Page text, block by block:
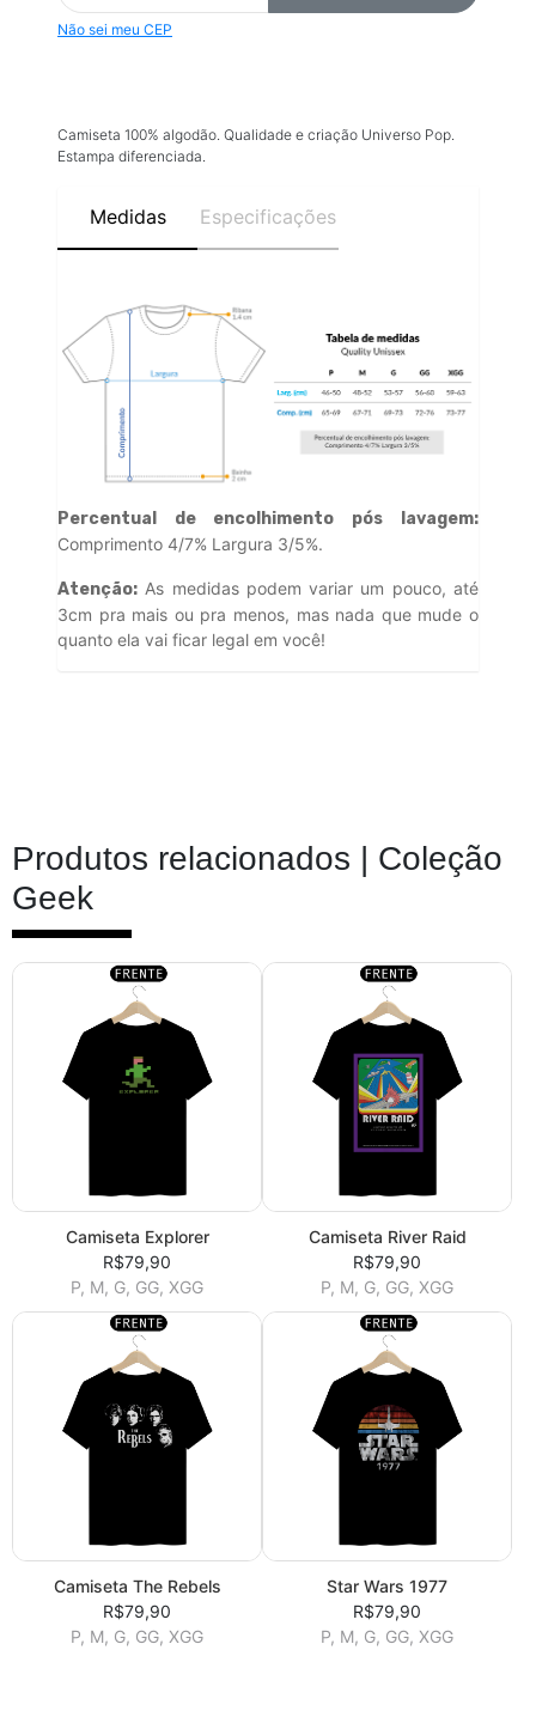
Não sei meu CEP
Camiseta 100% algodão. Qualidade e criação Universo Pop.
Estampa diferenciada.
Medidas Especificações
Percentual de encolhimento pós lavagem:
Comprimento 4/7% Largura 3/5%.
Atenção: As medidas podem variar um pouco, até
3cm pra mais ou pra menos, mas nada que mude o
quanto ela vai ficar legal em você!
Produtos relacionados | Coleção
Geek
Camiseta Explorer
R$79,90
P, M, G, GG, XGG
Camiseta River Raid
R$79,90
P, M, G, GG, XGG
Camiseta The Rebels
R$79,90
P, M, G, GG, XGG
Star Wars 1977
R$79,90
P, M, G, GG, XGG